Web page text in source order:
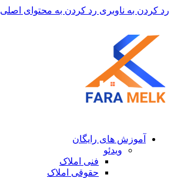
رد کردن به ناوبری رد کردن به محتوای اصلی
آموزش های رایگان
ویدئو
فنی املاک
حقوقی املاک